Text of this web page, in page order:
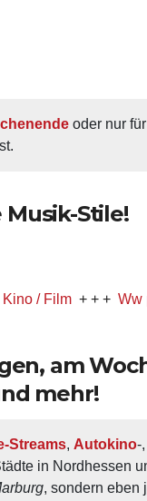
oder nur
Stile!
+ + + Ww
am
mehr!
Streams, Autokino-,
in Nordhessen
, sondern eben